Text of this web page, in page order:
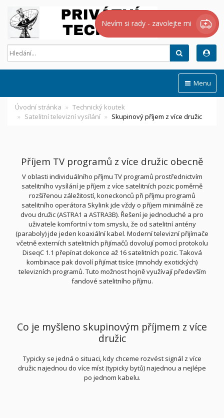
Nevím si rady - zavolejte mi
Menu
Úvodní stránka
Technický koutek
Satelitní televizní vysílání
Skupinový příjem z více družic
Příjem TV programů z více družic obecně
V oblasti individuálního příjmu TV programů prostřednictvím
satelitního vysílání je příjem z více satelitních pozic poměrně
rozšířenou záležitostí, koneckonců při příjmu programů
satelitního operátora Skylink jde vždy o příjem minimálně ze
dvou družic (ASTRA1 a ASTRA3B). Řešení je jednoduché a pro
uživatele komfortní v tom smyslu, že od satelitní antény
(paraboly) jde jeden koaxiální kabel. Moderní televizní přijímače
včetně externích satelitních přijímačů dovolují pomocí protokolu
DiseqC 1.1 přepínat dokonce až 16 satelitních pozic. Taková
kombinace pak dovolí přijímat tisíce (mnohdy exotických)
televizních programů. Tuto možnost hojně využívají především
fandové satelitního příjmu.
Co je myšleno skupinovým příjmem z více
družic
Typicky se jedná o situaci, kdy chceme rozvést signál z více
družic najednou do více míst (typicky bytů) najednou a nejlépe
po jednom kabelu.